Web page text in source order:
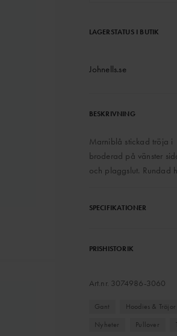
LAGERSTATUS I BUTIK
Johnells.se
BESKRIVNING
Marniblå stickad tröja i
broderad på vänster
och plaggslut. Rundad
SPECIFIKATIONER
PRISHISTORIK
Art.nr. 3074986-3060
Gant Hoodies & Tröjor
Nyheter
Pullover